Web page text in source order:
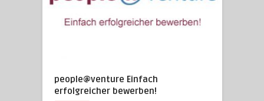
people@venture Einfach
erfolgreicher bewerben!